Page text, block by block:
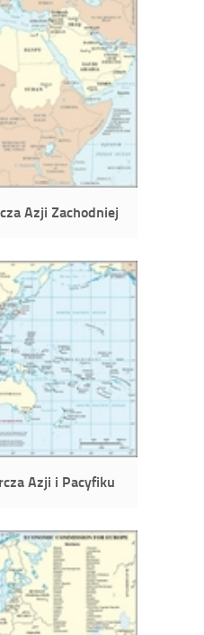
Azji Zachodniej
Azji i Pacyfiku